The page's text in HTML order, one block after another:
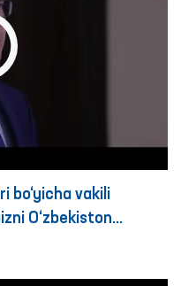
bo‘yicha vakili
O‘zbekiston
29 yilligi bilan